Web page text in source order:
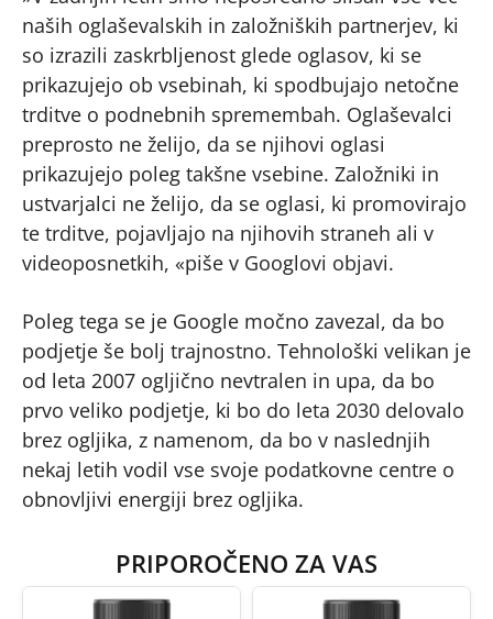
naših oglaševalskih in založniških partnerjev, ki
so izrazili zaskrbljenost glede oglasov, ki se
prikazujejo ob vsebinah, ki spodbujajo netočne
trditve o podnebnih spremembah. Oglaševalci
preprosto ne želijo, da se njihovi oglasi
prikazujejo poleg takšne vsebine. Založniki in
ustvarjalci ne želijo, da se oglasi, ki promovirajo
te trditve, pojavljajo na njihovih straneh ali v
videoposnetkih, «piše ​​v Googlovi objavi.
Poleg tega se je Google močno zavezal, da bo
podjetje še bolj trajnostno. Tehnološki velikan je
od leta 2007 ogljično nevtralen in upa, da bo
prvo veliko podjetje, ki bo do leta 2030 delovalo
brez ogljika, z namenom, da bo v naslednjih
nekaj letih vodil vse svoje podatkovne centre o
obnovljivi energiji brez ogljika.
PRIPOROČENO ZA VAS